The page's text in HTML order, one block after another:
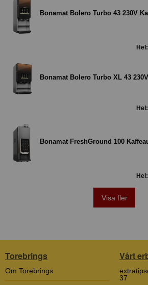
Bonamat Bolero Turbo 43 230V
Bonamat Bolero Turbo XL 43
Bonamat FreshGround 100
Visa fler
Torebrings
Om Torebrings
Vårt
37